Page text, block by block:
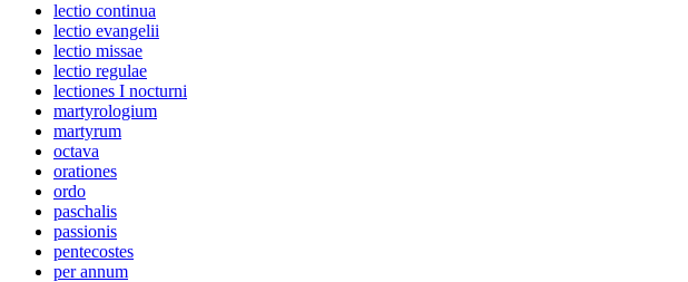
lectio continua
lectio evangelii
lectio missae
lectio regulae
lectiones I nocturni
martyrologium
martyrum
octava
orationes
ordo
paschalis
passionis
pentecostes
per annum